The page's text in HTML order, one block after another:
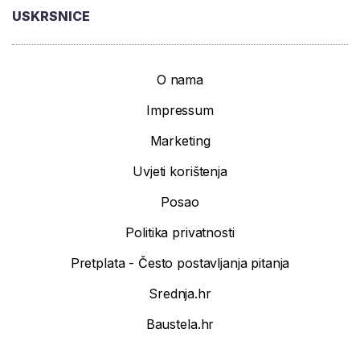
USKRSNICE
O nama
Impressum
Marketing
Uvjeti korištenja
Posao
Politika privatnosti
Pretplata - Često postavljanja pitanja
Srednja.hr
Baustela.hr